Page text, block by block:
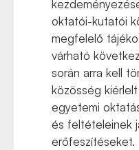
oktatói-kutatói
megfelelő
várható
során arra kell
közösség
egyetemi
és feltételeinek
erőfeszítéseket.